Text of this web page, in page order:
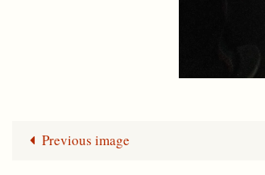
Previous image